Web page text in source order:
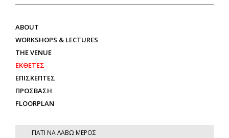
ABOUT
WORKSHOPS & LECTURES
THE VENUE
ΕΚΘΕΤΕΣ
ΕΠΙΣΚΕΠΤΕΣ
ΠΡΟΣΒΑΣΗ
FLOORPLAN
ΓΙΑΤΙ ΝΑ ΛΑΒΩ ΜΕΡΟΣ